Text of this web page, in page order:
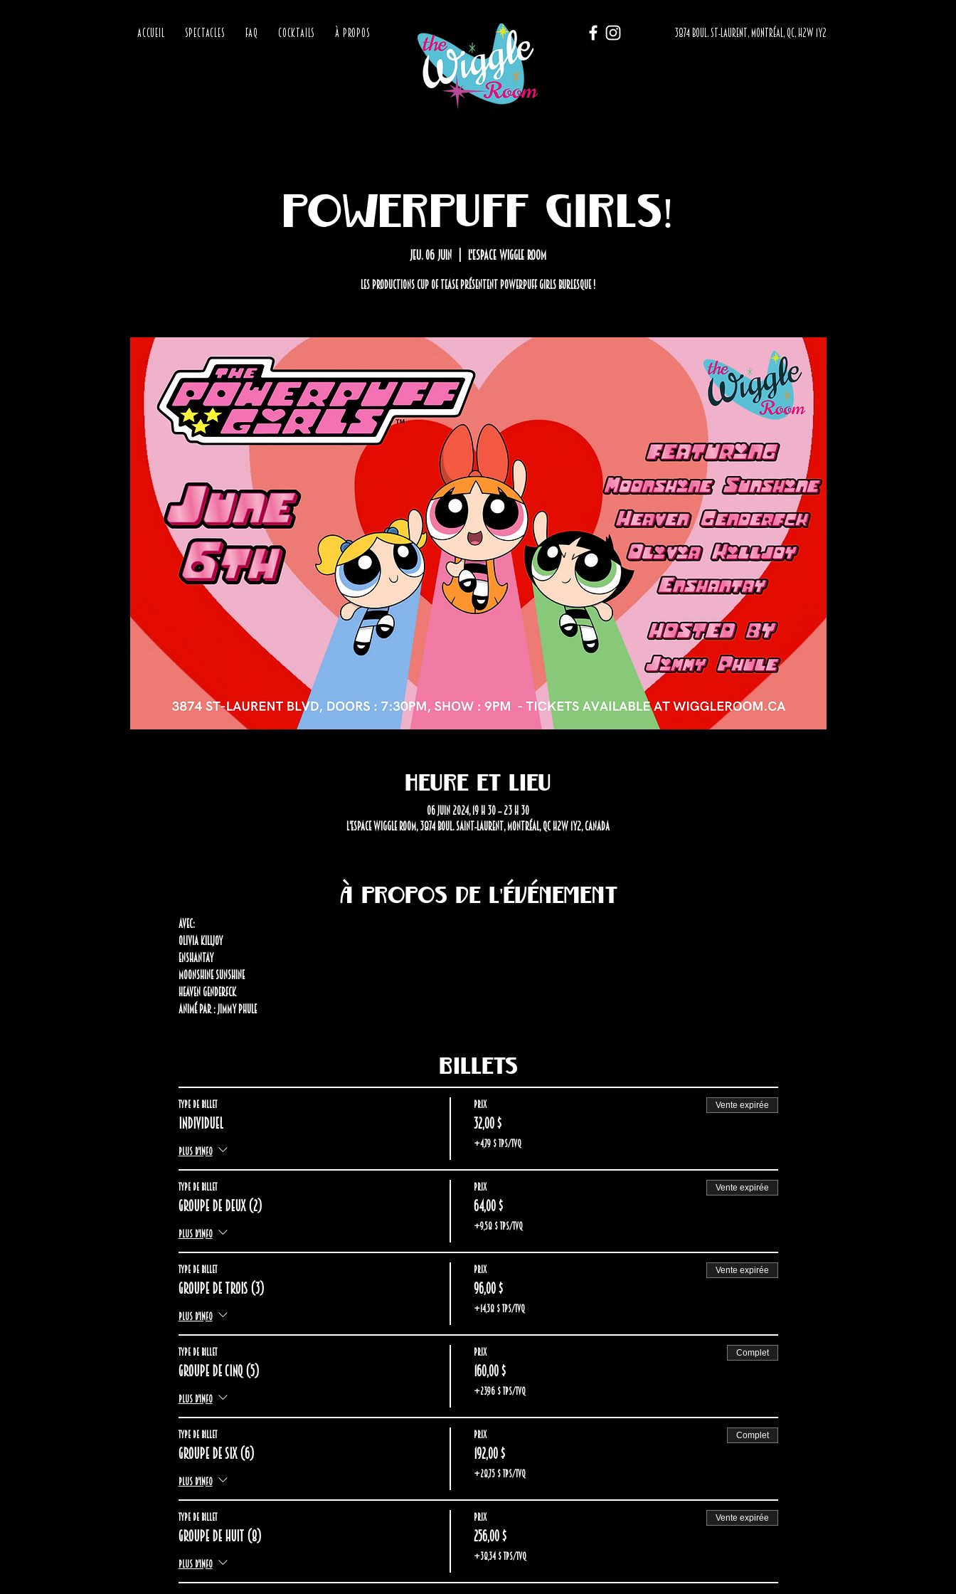
ACCUEIL SPECTACLES FAQ COCKTAILS À PROPOS 3874 BOUL. ST-LAURENT, MONTRÉAL, QC, H2W 1Y2
Powerpuff Girls!
jeu. 06 juin L'Espace Wiggle Room
Les productions Cup Of Tease présentent Powerpuff Girls Burlesque !
Heure et lieu
06 juin 2024, 19 h 30 – 23 h 30
L'Espace Wiggle Room, 3874 Boul. Saint-Laurent, Montréal, QC H2W 1Y2, Canada
À propos de l'événement
Avec:
Olivia Killjoy
Enshantay
Moonshine Sunshine
Heaven Genderfck
Animé par : Jimmy Phule
Billets
Type de billet
Individuel
Plus d'info
Prix
32,00 $
+4,79 $ TPS/TVQ
Vente expirée
Type de billet
Groupe de deux (2)
Plus d'info
Prix
64,00 $
+9,58 $ TPS/TVQ
Vente expirée
Type de billet
Groupe de trois (3)
Plus d'info
Prix
96,00 $
+14,38 $ TPS/TVQ
Vente expirée
Type de billet
Groupe de cinq (5)
Plus d'info
Prix
160,00 $
+23,96 $ TPS/TVQ
Complet
Type de billet
Groupe de six (6)
Plus d'info
Prix
192,00 $
+28,75 $ TPS/TVQ
Complet
Type de billet
Groupe de huit (8)
Plus d'info
Prix
256,00 $
+38,34 $ TPS/TVQ
Vente expirée